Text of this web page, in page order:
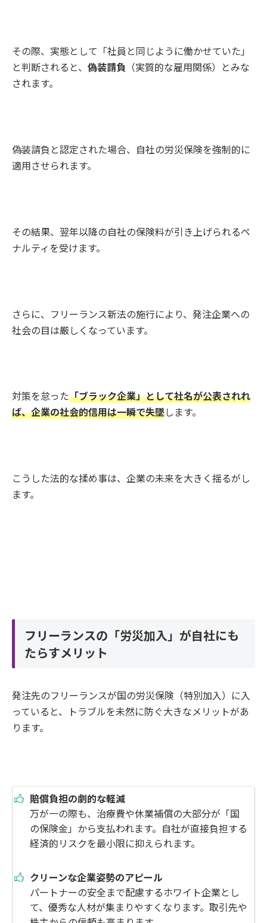
その際、実態として「社員と同じように働かせていた」
と判断されると、 偽装請負 （実質的な雇用関係）とみな
されます。
偽装請負と認定された場合、自社の労災保険を強制的に
適用させられます。
その結果、翌年以降の自社の保険料が引き上げられるペ
ナルティを受けます。
さらに、フリーランス新法の施行により、発注企業への
社会の目は厳しくなっています。
対策を怠った「ブラック企業」として社名が公表されれ
ば、企業の社会的信用は一瞬で失墜します。
こうした法的な揉め事は、企業の未来を大きく揺るがし
ます。
フリーランスの「労災加入」が自社にも
たらすメリット
発注先のフリーランスが国の労災保険（特別加入）に入
っていると、トラブルを未然に防ぐ大きなメリットがあ
ります。
賠償負担の劇的な軽減
万が一の際も、治療費や休業補償の大部分が「国
の保険金」から支払われます。自社が直接負担する
経済的リスクを最小限に抑えられます。
クリーンな企業姿勢のアピール
パートナーの安全まで配慮するホワイト企業とし
て、優秀な人材が集まりやすくなります。取引先や